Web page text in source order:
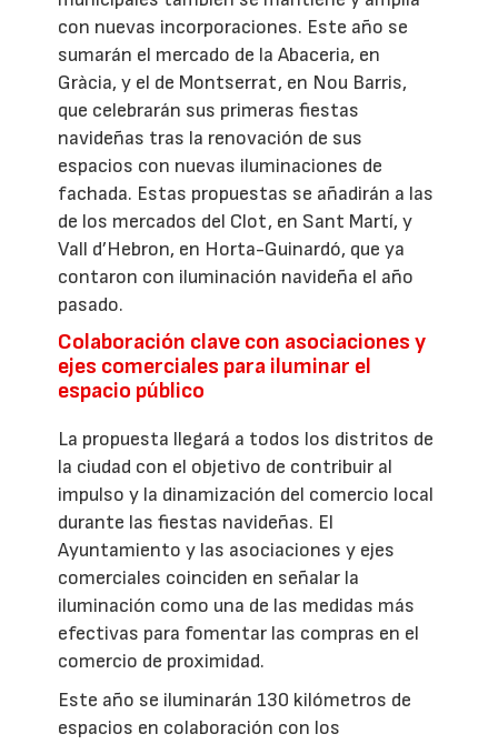
con nuevas incorporaciones. Este año se
sumarán el mercado de la Abaceria, en
Gràcia, y el de Montserrat, en Nou Barris,
que celebrarán sus primeras fiestas
navideñas tras la renovación de sus
espacios con nuevas iluminaciones de
fachada. Estas propuestas se añadirán a las
de los mercados del Clot, en Sant Martí, y
Vall d’Hebron, en Horta-Guinardó, que ya
contaron con iluminación navideña el año
pasado.
Colaboración clave con asociaciones y
ejes comerciales para iluminar el
espacio público
La propuesta llegará a todos los distritos de
la ciudad con el objetivo de contribuir al
impulso y la dinamización del comercio local
durante las fiestas navideñas. El
Ayuntamiento y las asociaciones y ejes
comerciales coinciden en señalar la
iluminación como una de las medidas más
efectivas para fomentar las compras en el
comercio de proximidad.
Este año se iluminarán 130 kilómetros de
espacios en colaboración con los